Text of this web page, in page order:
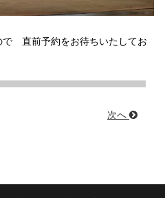
で 直前予約をお待ちいたしてお
次へ